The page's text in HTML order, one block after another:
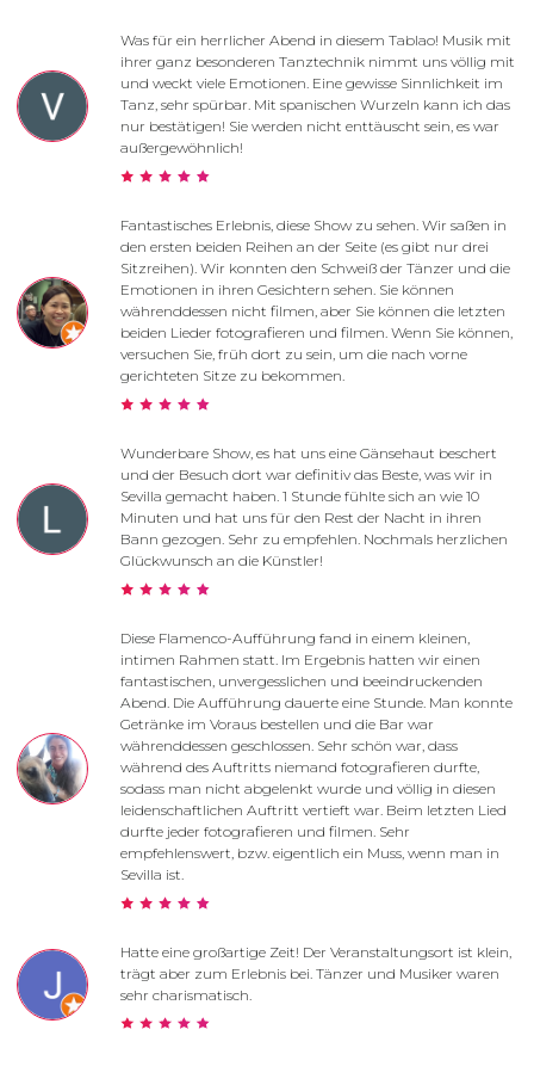
Was für ein herrlicher Abend in diesem Tablao! Musik mit
ihrer ganz besonderen Tanztechnik nimmt uns völlig mit
und weckt viele Emotionen. Eine gewisse Sinnlichkeit im
Tanz, sehr spürbar. Mit spanischen Wurzeln kann ich das
nur bestätigen! Sie werden nicht enttäuscht sein, es war
außergewöhnlich!
Fantastisches Erlebnis, diese Show zu sehen. Wir saßen in
den ersten beiden Reihen an der Seite (es gibt nur drei
Sitzreihen). Wir konnten den Schweiß der Tänzer und die
Emotionen in ihren Gesichtern sehen. Sie können
währenddessen nicht filmen, aber Sie können die letzten
beiden Lieder fotografieren und filmen. Wenn Sie können,
versuchen Sie, früh dort zu sein, um die nach vorne
gerichteten Sitze zu bekommen.
Wunderbare Show, es hat uns eine Gänsehaut beschert
und der Besuch dort war definitiv das Beste, was wir in
Sevilla gemacht haben. 1 Stunde fühlte sich an wie 10
Minuten und hat uns für den Rest der Nacht in ihren
Bann gezogen. Sehr zu empfehlen. Nochmals herzlichen
Glückwunsch an die Künstler!
Diese Flamenco-Aufführung fand in einem kleinen,
intimen Rahmen statt. Im Ergebnis hatten wir einen
fantastischen, unvergesslichen und beeindruckenden
Abend. Die Aufführung dauerte eine Stunde. Man konnte
Getränke im Voraus bestellen und die Bar war
währenddessen geschlossen. Sehr schön war, dass
während des Auftritts niemand fotografieren durfte,
sodass man nicht abgelenkt wurde und völlig in diesen
leidenschaftlichen Auftritt vertieft war. Beim letzten Lied
durfte jeder fotografieren und filmen. Sehr
empfehlenswert, bzw. eigentlich ein Muss, wenn man in
Sevilla ist.
Hatte eine großartige Zeit! Der Veranstaltungsort ist klein,
trägt aber zum Erlebnis bei. Tänzer und Musiker waren
sehr charismatisch.